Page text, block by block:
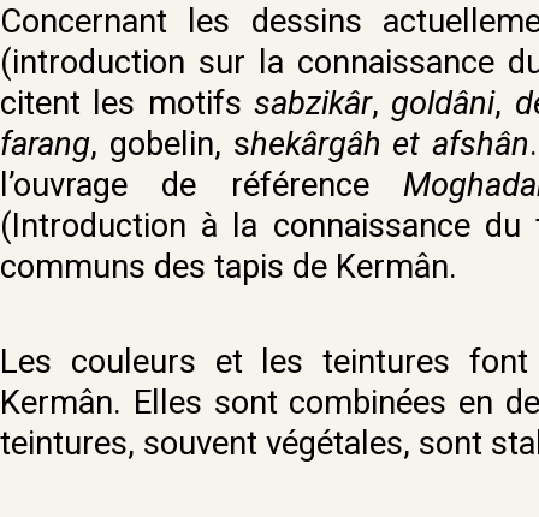
Concernant les dessins
(introduction sur la connaissance
citent les motifs sabzikâr, goldâni,
farang, gobelin, shekârgâh et afshân
l’ouvrage de référence
(Introduction à la connaissance
communs des tapis de Kermân.
Les couleurs et les teintures
Kermân. Elles sont combinées en
teintures, souvent végétales, sont